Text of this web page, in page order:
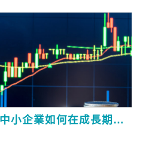
創業必經的四大階段！中小企業如何在成長期活下來？應對攻略